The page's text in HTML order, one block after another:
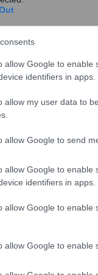
allow Google to enable
identifiers in apps.
allow my user data to
allow Google to send
allow Google to enable
identifiers in apps.
allow Google to enable
allow Google to enable
ΑΑΔΕ:
Φορολογικό
επιχειρήσεις
Γίνεται
επιχειρήσεις με
Εθνικό
Ενισχύσεων:
και πώς θα
απροόπτου το
Μητρώο Παροχ...